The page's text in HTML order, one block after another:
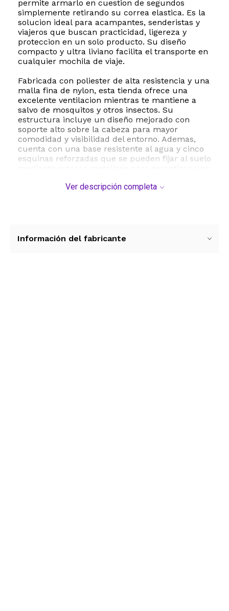
permite armarlo en cuestion de segundos
simplemente retirando su correa elastica. Es la
solucion ideal para acampantes, senderistas y
viajeros que buscan practicidad, ligereza y
proteccion en un solo producto. Su diseño
compacto y ultra liviano facilita el transporte en
cualquier mochila de viaje.
Fabricada con poliester de alta resistencia y una
malla fina de nylon, esta tienda ofrece una
excelente ventilacion mientras te mantiene a
salvo de mosquitos y otros insectos. Su
estructura incluye un diseño mejorado con
soporte alto sobre la cabeza para mayor
comodidad y visibilidad del entorno. Ademas,
cuenta con una base resistente al agua y cinco
esquinas reforzadas que se pueden fijar al suelo
viento moderado.
cuna de camping. Al momento de guardarla, se
Ver descripción completa
Información del fabricante